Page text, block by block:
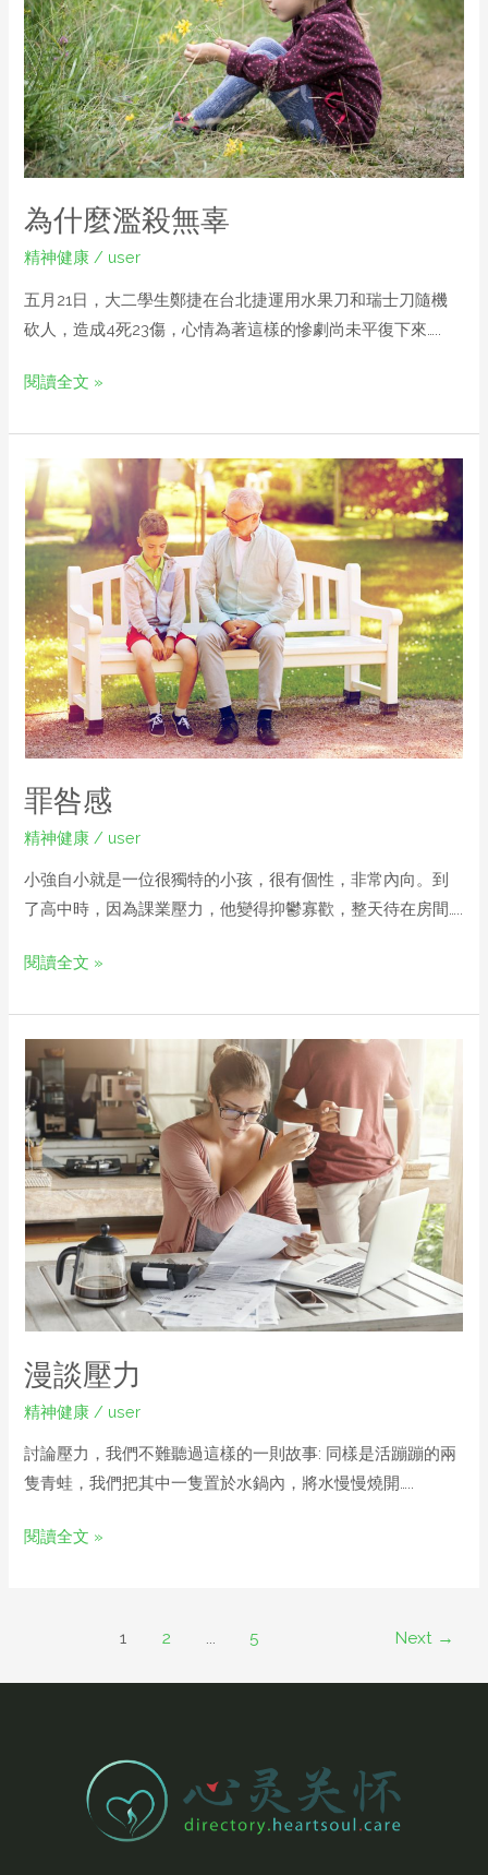
為什麼濫殺無辜
精神健康 / user
五月21日，大二學生鄭捷在台北捷運用水果刀和瑞士刀隨機
砍人，造成4死23傷，心情為著這樣的慘劇尚未平復下來…..
閱讀全文 »
罪咎感
精神健康 / user
小強自小就是一位很獨特的小孩，很有個性，非常內向。到
了高中時，因為課業壓力，他變得抑鬱寡歡，整天待在房間…..
閱讀全文 »
漫談壓力
精神健康 / user
討論壓力，我們不難聽過這樣的一則故事: 同樣是活蹦蹦的兩
隻青蛙，我們把其中一隻置於水鍋內，將水慢慢燒開…..
閱讀全文 »
1 2 5 Next →